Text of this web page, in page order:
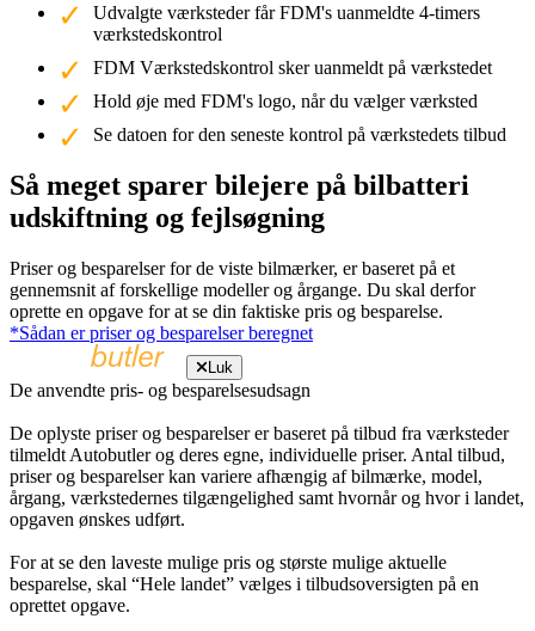
Udvalgte værksteder får FDM's uanmeldte 4-timers
værkstedskontrol
FDM Værkstedskontrol sker uanmeldt på værkstedet
Hold øje med FDM's logo, når du vælger værksted
Se datoen for den seneste kontrol på værkstedets tilbud
Så meget sparer bilejere på bilbatteri
udskiftning og fejlsøgning
Priser og besparelser for de viste bilmærker, er baseret på et
gennemsnit af forskellige modeller og årgange. Du skal derfor
oprette en opgave for at se din faktiske pris og besparelse.
*Sådan er priser og besparelser beregnet
Luk
De anvendte pris- og besparelsesudsagn
De oplyste priser og besparelser er baseret på tilbud fra værksteder
tilmeldt Autobutler og deres egne, individuelle priser. Antal tilbud,
priser og besparelser kan variere afhængig af bilmærke, model,
årgang, værkstedernes tilgængelighed samt hvornår og hvor i landet,
opgaven ønskes udført.
For at se den laveste mulige pris og største mulige aktuelle
besparelse, skal “Hele landet” vælges i tilbudsoversigten på en
oprettet opgave.